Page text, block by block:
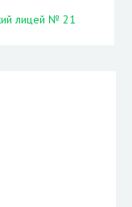
лицей № 21